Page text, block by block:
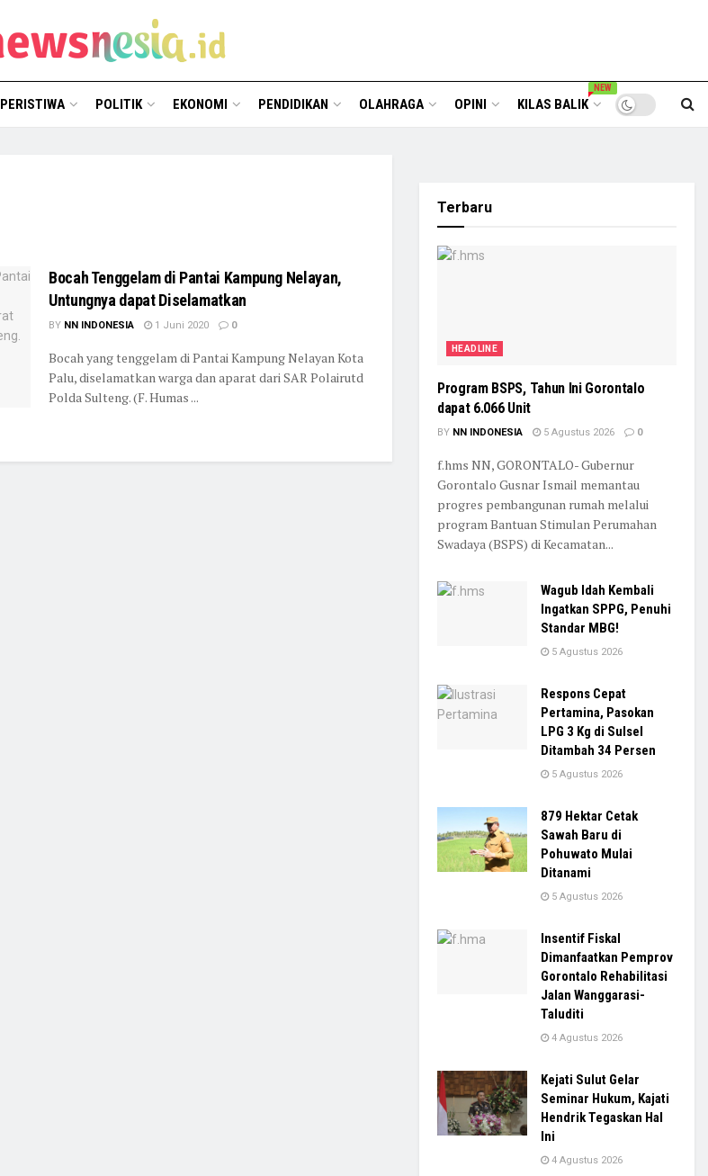
PERISTIWA POLITIK EKONOMI PENDIDIKAN OLAHRAGA OPINI KILAS BALIK
NEW
Bocah Tenggelam di Pantai Kampung Nelayan,
Untungnya dapat Diselamatkan
BY NN INDONESIA 1 Juni 2020 0
Bocah yang tenggelam di Pantai Kampung Nelayan Kota
Palu, diselamatkan warga dan aparat dari SAR Polairutd
Polda Sulteng. (F. Humas ...
Terbaru
HEADLINE
Program BSPS, Tahun Ini Gorontalo
dapat 6.066 Unit
BY NN INDONESIA 5 Agustus 2026 0
f.hms NN, GORONTALO- Gubernur
Gorontalo Gusnar Ismail memantau
progres pembangunan rumah melalui
program Bantuan Stimulan Perumahan
Swadaya (BSPS) di Kecamatan...
Wagub Idah Kembali
Ingatkan SPPG, Penuhi
Standar MBG!
5 Agustus 2026
Respons Cepat
Pertamina, Pasokan
LPG 3 Kg di Sulsel
Ditambah 34 Persen
5 Agustus 2026
879 Hektar Cetak
Sawah Baru di
Pohuwato Mulai
Ditanami
5 Agustus 2026
Insentif Fiskal
Dimanfaatkan Pemprov
Gorontalo Rehabilitasi
Jalan Wanggarasi-
Taluditi
4 Agustus 2026
Kejati Sulut Gelar
Seminar Hukum, Kajati
Hendrik Tegaskan Hal
Ini
4 Agustus 2026